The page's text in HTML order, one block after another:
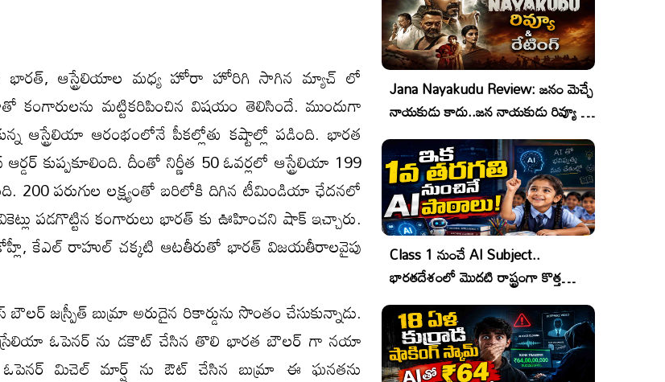
భారత్, ఆస్ట్రేలియాల మధ్య హోరా హోరిగి సాగిన మ్యాచ్ లో
మట్టికరిపించిన విషయం తెలిసిందే. ముందుగా
ఆస్ట్రేలియా ఆరంభంలోనే పీకల్లోతు కష్టాల్లో పడింది. భారత
కుప్పకూలింది. దీంతో నిర్ణీత 50 ఓవర్లలో ఆస్ట్రేలియా 199
200 పరుగుల లక్ష్యంతో బరిలోకి దిగిన టీమిండియా ఛేదనలో
పడగొట్టిన కంగారులు భారత్ కు ఊహించని షాక్ ఇచ్చారు.
కేఎల్ రాహుల్ చక్కటి ఆటతీరుతో భారత్ విజయతీరాలవైపు
బుమ్రా అరుదైన రికార్డును సొంతం చేసుకున్నాడు.
ఆస్రేలియా ఓపెనర్ ను డకౌట్ చేసిన తొలి భారత బౌలర్ గా నయా
ఓపెనర్ మిచెల్ మార్ష్ ను ఔట్ చేసిన బుమ్రా ఈ ఘనతను
Jana Nayakudu Review: జనం మెచ్చే
నాయకుడు కాదు..జన నాయకుడు రివ్యూ &
రేటింగ్!
Class 1 నుంచే AI Subject..
భారతదేశంలో మొదటి రాష్ట్రంగా కొత్త
చరిత్ర!